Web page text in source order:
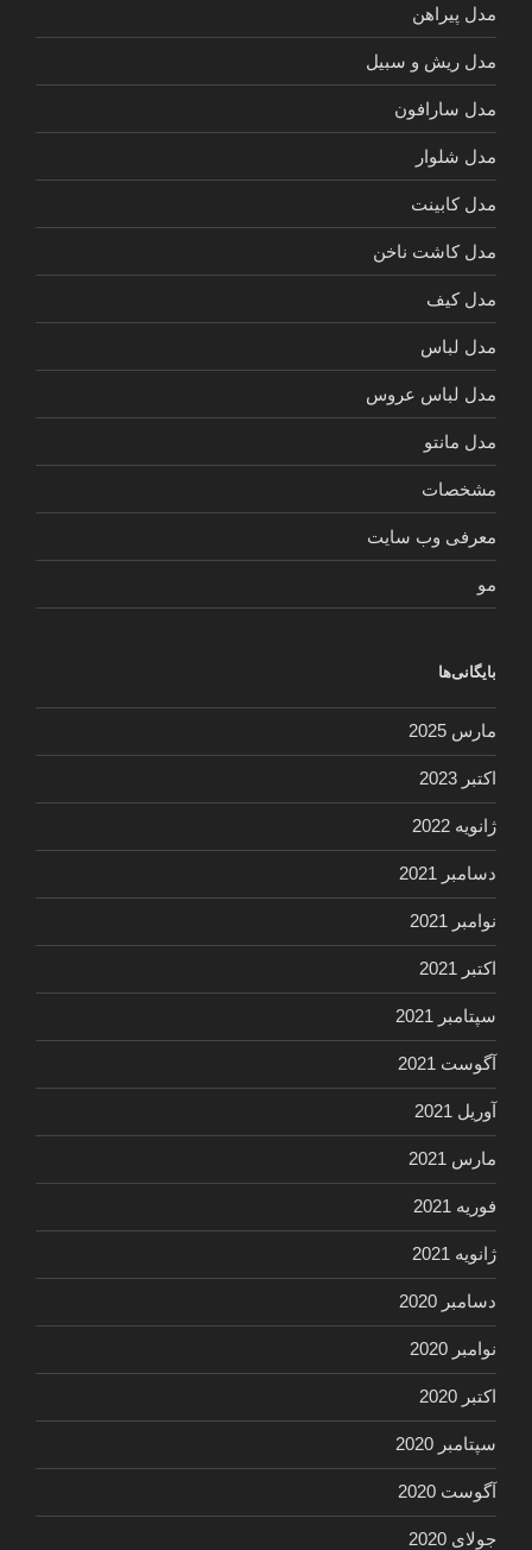
مدل پیراهن
مدل ریش و سبیل
مدل سارافون
مدل شلوار
مدل کابینت
مدل کاشت ناخن
مدل کیف
مدل لباس
مدل لباس عروس
مدل مانتو
مشخصات
معرفی وب سایت
مو
بایگانی‌ها
مارس 2025
اکتبر 2023
ژانویه 2022
دسامبر 2021
نوامبر 2021
اکتبر 2021
سپتامبر 2021
آگوست 2021
آوریل 2021
مارس 2021
فوریه 2021
ژانویه 2021
دسامبر 2020
نوامبر 2020
اکتبر 2020
سپتامبر 2020
آگوست 2020
جولای 2020